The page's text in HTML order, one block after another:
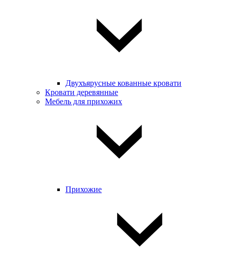
Двухъярусные кованные кровати
Кровати деревянные
Мебель для прихожих
Прихожие